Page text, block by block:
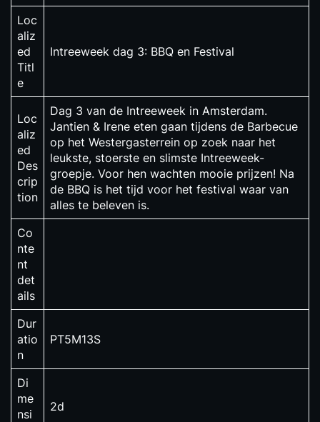
Loc
aliz
ed
Titl
e
Intreeweek dag 3: BBQ en Festival
Loc
aliz
ed
Des
crip
tion
Dag 3 van de Intreeweek in Amsterdam.
Jantien & Irene eten gaan tijdens de Barbecue
op het Westergasterrein op zoek naar het
leukste, stoerste en slimste Intreeweek-
groepje. Voor hen wachten mooie prijzen! Na
de BBQ is het tijd voor het festival waar van
alles te beleven is.
Co
nte
nt
det
ails
Dur
atio
n
PT5M13S
Di
me
nsi
2d